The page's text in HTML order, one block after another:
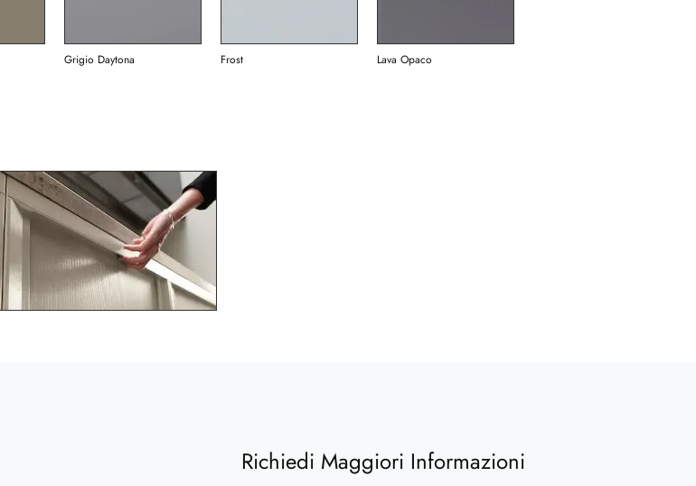
Grigio Daytona Frost Lava Opaco
Richiedi Maggiori Informazioni